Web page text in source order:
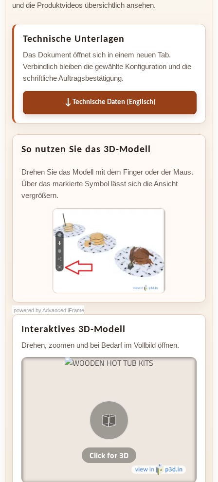
und die Produktvideos übersichtlich ansehen.
Technische Unterlagen
Das Dokument öffnet sich in einem neuen Tab.
Verbindlich bleiben die gewählte Konfiguration und die
schriftliche Auftragsbestätigung.
Technische Daten (Englisch)
So nutzen Sie das 3D-Modell
Drehen Sie das Modell mit dem Finger oder der Maus.
Über das markierte Symbol lässt sich die Ansicht
vergrößern.
powered by Advanced iFrame
powered by Advanced iFrame
Interaktives 3D-Modell
Drehen, zoomen und bei Bedarf im Vollbild öffnen.